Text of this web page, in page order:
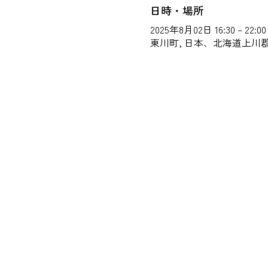
日時・場所
2025年8月02日 16:30 – 22:00
東川町, 日本、北海道上川